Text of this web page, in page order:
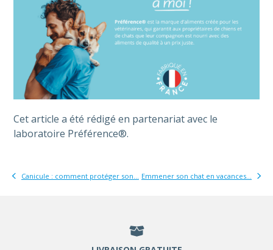
Cet article a été rédigé en partenariat avec le
laboratoire Préférence®.
Canicule : comment protéger son... Emmener son chat en vacances...